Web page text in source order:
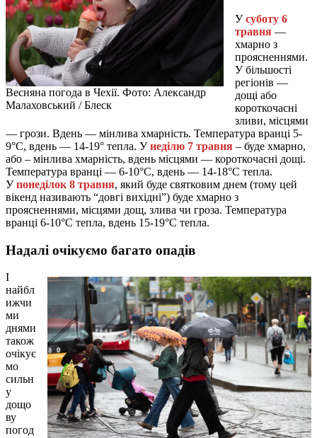
Весняна погода в Чехії. Фото: Александр
Малаховський / Блеск
Усуботу 6
травня —
хмарно з
проясненнями.
У більшості
регіонів —
дощі або
короткочасні
зливи, місцями
— грози. Вдень — мінлива хмарність. Температура вранці 5-
9°С, вдень — 14-19° тепла. Унеділю 7 травня – буде хмарно,
або – мінлива хмарність, вдень місцями — короткочасні дощі.
Температура вранці — 6-10°С, вдень — 14-18°С тепла.
Упонеділок 8 травня, який буде святковим днем (тому цей
вікенд називають “довгі вихідні”) буде хмарно з
проясненнями, місцями дощ, злива чи гроза. Температура
вранці 6-10°С тепла, вдень 15-19°С тепла.
Надалі очікуємо багато опадів
І
найбл
ижчи
ми
днями
також
очікує
мо
сильн
у
дощо
ву
погод